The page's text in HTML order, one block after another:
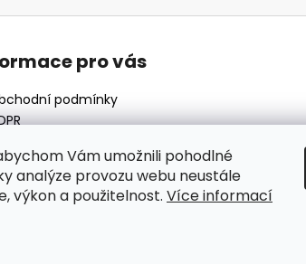
Vám umožnili pohodlné
analýze provozu webu neustále
výkon a použitelnost. Více informací
pro vás
podmínky
objednávka